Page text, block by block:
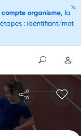
compte organisme, la
: identifiant/mot